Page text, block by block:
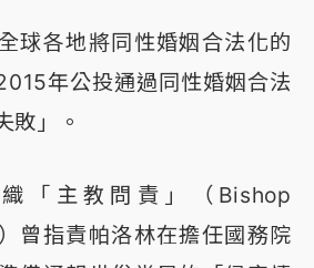
球各地將同性婚姻合法化的
年公投通過同性婚姻合法
敗」。
「主教問責」（Bishop
指責帕洛林在擔任國務院